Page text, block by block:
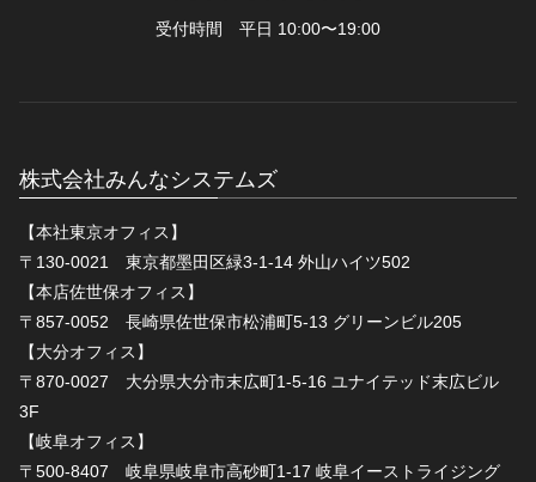
受付時間 平日 10:00〜19:00
株式会社みんなシステムズ
【本社東京オフィス】
〒130-0021 東京都墨田区緑3-1-14 外山ハイツ502
【本店佐世保オフィス】
〒857-0052 長崎県佐世保市松浦町5-13 グリーンビル205
【大分オフィス】
〒870-0027 大分県大分市末広町1-5-16 ユナイテッド末広ビル
3F
【岐阜オフィス】
〒500-8407 岐阜県岐阜市高砂町1-17 岐阜イーストライジング